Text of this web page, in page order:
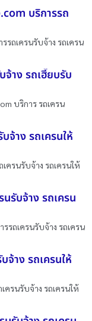
บริการรถ
รถเครนรับจ้าง รถเครน
จ้าง รถเฮี๊ยบรับ
บริการ รถเครน
จ้าง รถเครนให้
เครนรับจ้าง รถเครนให้
นรับจ้าง รถเครน
รถเครนรับจ้าง รถเครน
จ้าง รถเครนให้
ครนรับจ้าง รถเครนให้